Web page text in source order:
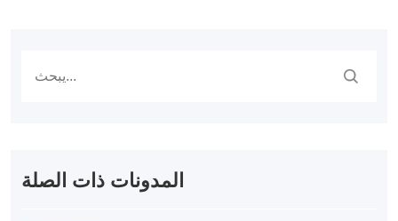
المدونات ذات الصلة